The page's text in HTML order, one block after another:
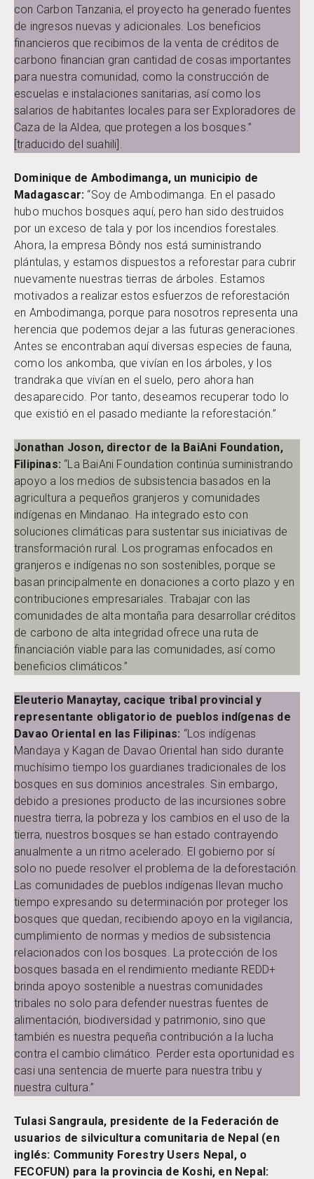
con Carbon Tanzania, el proyecto ha generado fuentes
de ingresos nuevas y adicionales. Los beneficios
financieros que recibimos de la venta de créditos de
carbono financian gran cantidad de cosas importantes
para nuestra comunidad, como la construcción de
escuelas e instalaciones sanitarias, así como los
salarios de habitantes locales para ser Exploradores de
Caza de la Aldea, que protegen a los bosques.”
[traducido del suahili].
Dominique de Ambodimanga, un municipio de
Madagascar: “Soy de Ambodimanga. En el pasado
hubo muchos bosques aquí, pero han sido destruidos
por un exceso de tala y por los incendios forestales.
Ahora, la empresa Bôndy nos está suministrando
plántulas, y estamos dispuestos a reforestar para cubrir
nuevamente nuestras tierras de árboles. Estamos
motivados a realizar estos esfuerzos de reforestación
en Ambodimanga, porque para nosotros representa una
herencia que podemos dejar a las futuras generaciones.
Antes se encontraban aquí diversas especies de fauna,
como los ankomba, que vivían en los árboles, y los
trandraka que vivían en el suelo, pero ahora han
desaparecido. Por tanto, deseamos recuperar todo lo
que existió en el pasado mediante la reforestación.”
Jonathan Joson, director de la BaiAni Foundation,
Filipinas: “La BaiAni Foundation continúa suministrando
apoyo a los medios de subsistencia basados en la
agricultura a pequeños granjeros y comunidades
indígenas en Mindanao. Ha integrado esto con
soluciones climáticas para sustentar sus iniciativas de
transformación rural. Los programas enfocados en
granjeros e indígenas no son sostenibles, porque se
basan principalmente en donaciones a corto plazo y en
contribuciones empresariales. Trabajar con las
comunidades de alta montaña para desarrollar créditos
de carbono de alta integridad ofrece una ruta de
financiación viable para las comunidades, así como
beneficios climáticos.”
Eleuterio Manaytay, cacique tribal provincial y
representante obligatorio de pueblos indígenas de
Davao Oriental en las Filipinas: “Los indígenas
Mandaya y Kagan de Davao Oriental han sido durante
muchísimo tiempo los guardianes tradicionales de los
bosques en sus dominios ancestrales. Sin embargo,
debido a presiones producto de las incursiones sobre
nuestra tierra, la pobreza y los cambios en el uso de la
tierra, nuestros bosques se han estado contrayendo
anualmente a un ritmo acelerado. El gobierno por sí
solo no puede resolver el problema de la deforestación.
Las comunidades de pueblos indígenas llevan mucho
tiempo expresando su determinación por proteger los
bosques que quedan, recibiendo apoyo en la vigilancia,
cumplimiento de normas y medios de subsistencia
relacionados con los bosques. La protección de los
bosques basada en el rendimiento mediante REDD+
brinda apoyo sostenible a nuestras comunidades
tribales no solo para defender nuestras fuentes de
alimentación, biodiversidad y patrimonio, sino que
también es nuestra pequeña contribución a la lucha
contra el cambio climático. Perder esta oportunidad es
casi una sentencia de muerte para nuestra tribu y
nuestra cultura.”
Tulasi Sangraula, presidente de la Federación de
usuarios de silvicultura comunitaria de Nepal (en
inglés: Community Forestry Users Nepal, o
FECOFUN) para la provincia de Koshi, en Nepal: